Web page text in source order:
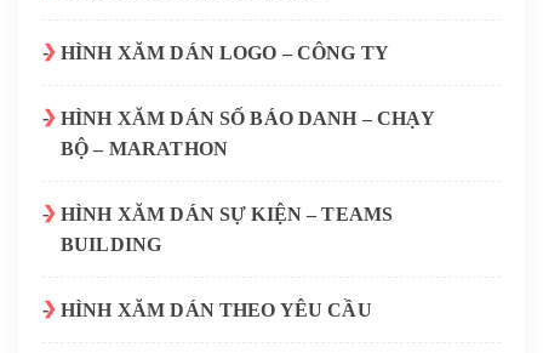
HÌNH XĂM DÁN LOGO – CÔNG TY
HÌNH XĂM DÁN SỐ BÁO DANH – CHẠY
BỘ – MARATHON
HÌNH XĂM DÁN SỰ KIỆN – TEAMS
BUILDING
HÌNH XĂM DÁN THEO YÊU CẦU